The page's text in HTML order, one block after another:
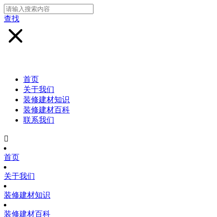
查找
首页
关于我们
装修建材知识
装修建材百科
联系我们

首页
关于我们
装修建材知识
装修建材百科